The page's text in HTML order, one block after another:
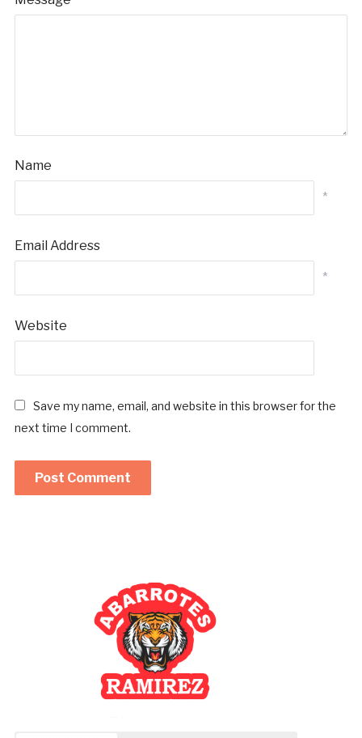
Name
*
Email Address
*
Website
Save my name, email, and website in this browser for the
next time I comment.